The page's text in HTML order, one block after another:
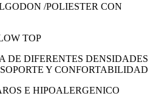
/POLIESTER CON
TOP
DE DIFERENTES DENSIDADES
Y CONFORTABILIDAD
E HIPOALERGENICO